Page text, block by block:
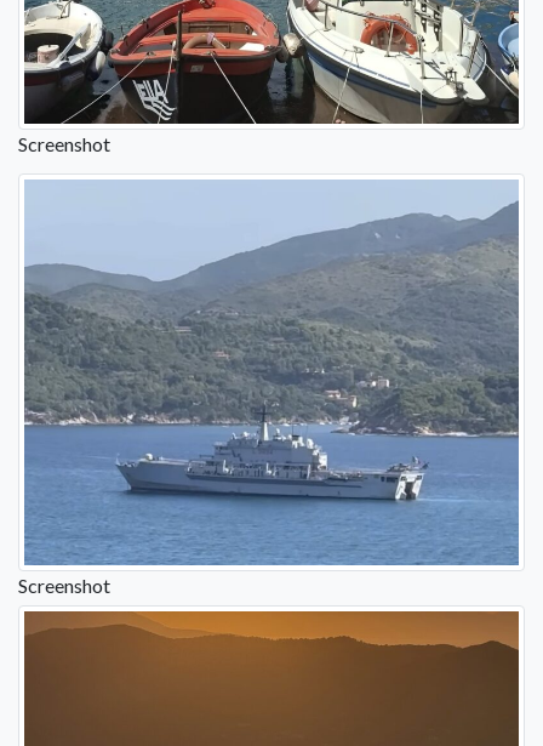
Screenshot
Screenshot